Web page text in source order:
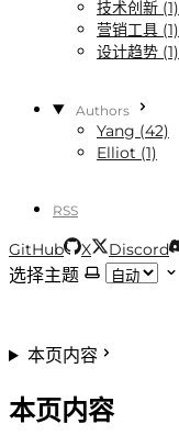
技术创新 (1)
营销工具 (1)
设计趋势 (1)
Authors
Yang (42)
Elliot (1)
RSS
GitHub X Discord
选择主题
本页内容
本页内容